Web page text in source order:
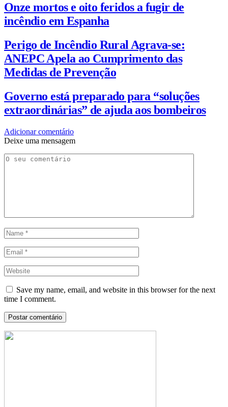
Onze mortos e oito feridos a fugir de
incêndio em Espanha
Perigo de Incêndio Rural Agrava-se:
ANEPC Apela ao Cumprimento das
Medidas de Prevenção
Governo está preparado para “soluções
extraordinárias” de ajuda aos bombeiros
Adicionar comentário
Deixe uma mensagem
Save my name, email, and website in this browser for the next
time I comment.